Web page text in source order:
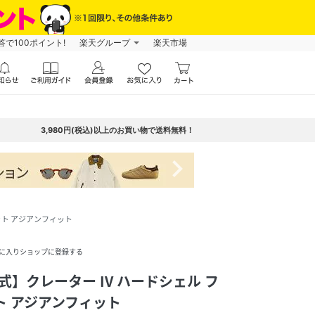
で100ポイント! 楽天グループ 楽天市場
3,980円(税込)以上のお買い物で送料無料！
navigate_next
アジアンフィット
入りショップに登録する
】クレーター IV ハードシェル フ
アジアンフィット